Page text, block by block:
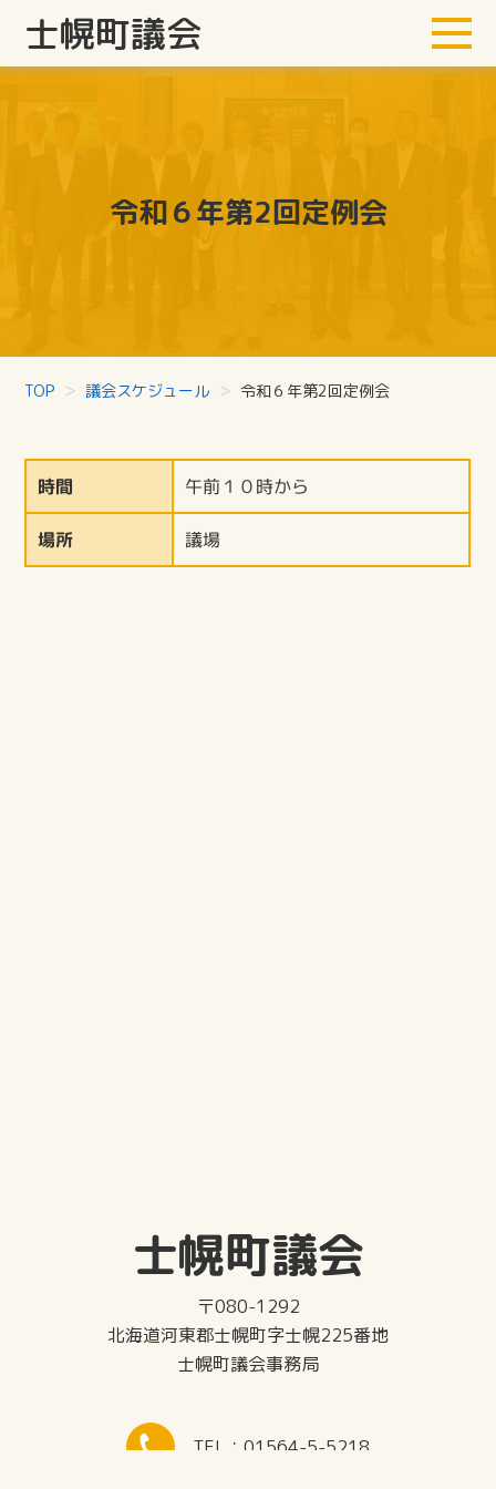
士幌町議会
令和６年第2回定例会
TOP 議会スケジュール 令和６年第2回定例会
時間 午前１０時から
場所 議場
士幌町議会
〒080-1292
北海道河東郡士幌町字士幌225番地
士幌町議会事務局
TEL：01564-5-5218